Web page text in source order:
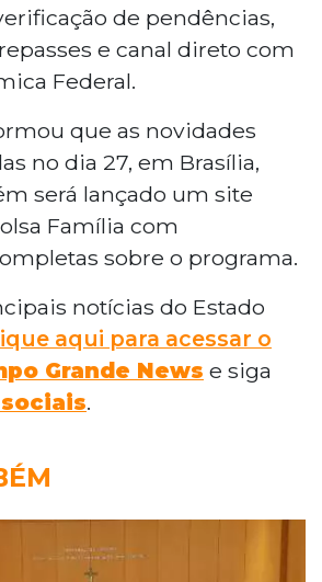
de pendências,
e canal direto com
Federal.
que as novidades
no dia 27, em Brasília,
será lançado um site
Família com
sobre o programa.
notícias do Estado
aqui para acessar o
Grande News e siga
.